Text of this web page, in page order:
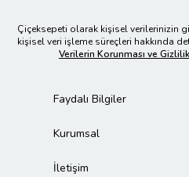
Çiçeksepeti olarak kişisel verilerinizin
kişisel veri işleme süreçleri hakkında
Verilerin Korunması ve
Faydalı Bilgiler
Kurumsal
İletişim